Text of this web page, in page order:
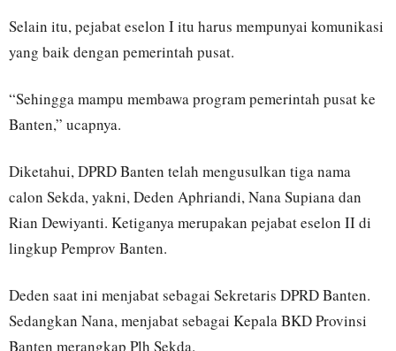
Selain itu, pejabat eselon I itu harus mempunyai komunikasi
yang baik dengan pemerintah pusat.
“Sehingga mampu membawa program pemerintah pusat ke
Banten,” ucapnya.
Diketahui, DPRD Banten telah mengusulkan tiga nama
calon Sekda, yakni, Deden Aphriandi, Nana Supiana dan
Rian Dewiyanti. Ketiganya merupakan pejabat eselon II di
lingkup Pemprov Banten.
Deden saat ini menjabat sebagai Sekretaris DPRD Banten.
Sedangkan Nana, menjabat sebagai Kepala BKD Provinsi
Banten merangkap Plh Sekda.